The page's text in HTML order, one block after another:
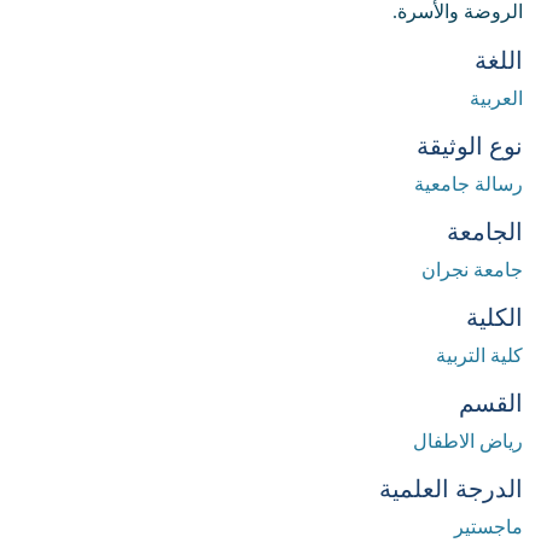
الروضة والأسرة.
اللغة
العربية
نوع الوثيقة
رسالة جامعية
الجامعة
جامعة نجران
الكلية
كلية التربية
القسم
رياض الاطفال
الدرجة العلمية
ماجستير